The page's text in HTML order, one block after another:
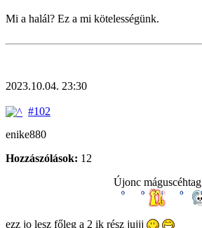
Mi a halál? Ez a mi kötelességünk.
2023.10.04. 23:30
#102
enike880
Hozzászólások: 12
Újonc máguscéhtag
ezz jo lesz főleg a 2 ik rész jujjj